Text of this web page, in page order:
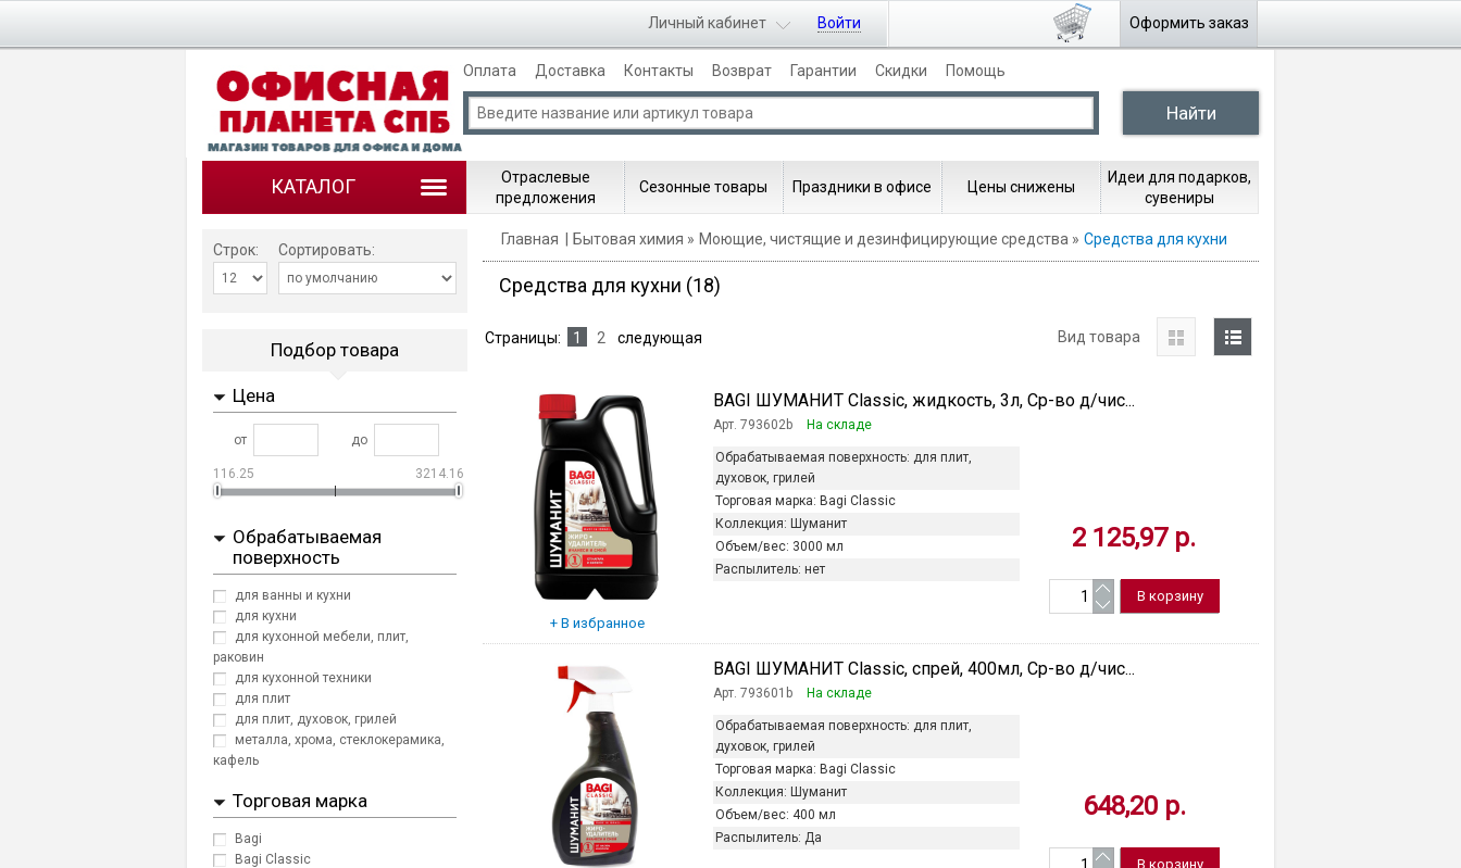
Оформить заказ
Войти
Личный кабинет
Оплата Доставка Контакты Возврат Гарантии Скидки Помощь
КАТАЛОГ
Отраслевые
предложения
Сезонные товары Праздники в офисе Цены снижены
Идеи для подарков,
сувениры
Строк: Сортировать:
Подбор товара
Цена
от до
116.25 3214.16
Обрабатываемая
поверхность
для ванны и кухни
для кухни
для кухонной мебели, плит,
раковин
для кухонной техники
для плит
для плит, духовок, грилей
металла, хрома, стеклокерамика,
кафель
Торговая марка
Bagi
Bagi Classic
Главная Бытовая химия Моющие, чистящие и дезинфицирующие средства Средства для кухни
Средства для кухни (18)
Вид товара
Страницы: 1 2 следующая
BAGI ШУМАНИТ Classic, жидкость, 3л, Ср-во д/чис...
Арт. 793602b На складе
Обрабатываемая поверхность: для плит,
духовок, грилей
Торговая марка: Bagi Classic
Коллекция: Шуманит
Объем/вес: 3000 мл
Распылитель: нет
2 125,97 р.
BAGI ШУМАНИТ Classic, спрей, 400мл, Ср-во д/чис...
Арт. 793601b На складе
Обрабатываемая поверхность: для плит,
духовок, грилей
Торговая марка: Bagi Classic
Коллекция: Шуманит
Объем/вес: 400 мл
Распылитель: Да
648,20 р.